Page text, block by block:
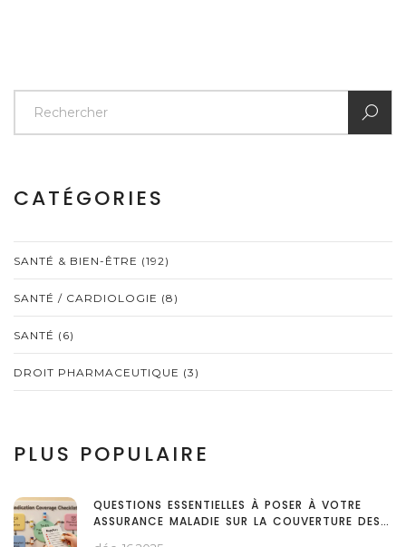
CATÉGORIES
SANTÉ & BIEN-ÊTRE (192)
SANTÉ / CARDIOLOGIE (8)
SANTÉ (6)
DROIT PHARMACEUTIQUE (3)
PLUS POPULAIRE
QUESTIONS ESSENTIELLES À POSER À VOTRE
ASSURANCE MALADIE SUR LA COUVERTURE DES